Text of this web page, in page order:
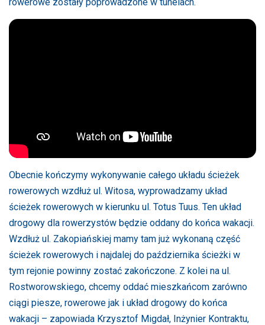
Obecnie kończymy wykonywanie całego układu ścieżek
rowerowych wzdłuż ul. Witosa, wyprowadzamy układ
ścieżek rowerowych w kierunku ul. Totus Tuus. Ten układ
drogowy dla rowerzystów będzie oddany do końca wakacji.
Wzdłuż ul. Zakopiańskiej mamy tam już wykonaną część
ścieżek rowerowych i najdalej do października ścieżki w
tym rejonie powinny zostać zakończone. Z kolei na ul.
Rostworowskiego, chcemy oddać mieszkańcom zarówno
ciągi piesze, rowerowe jak i układ drogowy do końca
wakacji – zapowiada Krzysztof Migdał, Inżynier Kontraktu,